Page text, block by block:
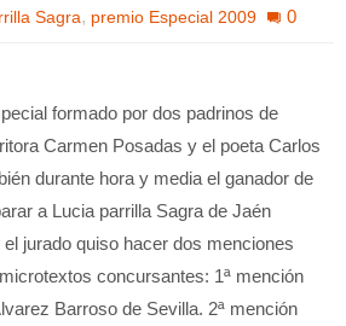
Sagra, premio Especial 2009 0
formado por dos padrinos de
Carmen Posadas y el poeta Carlos
durante hora y media el ganador de
a Lucia parrilla Sagra de Jaén
jurado quiso hacer dos menciones
concursantes: 1ª mención
Barroso de Sevilla. 2ª mención